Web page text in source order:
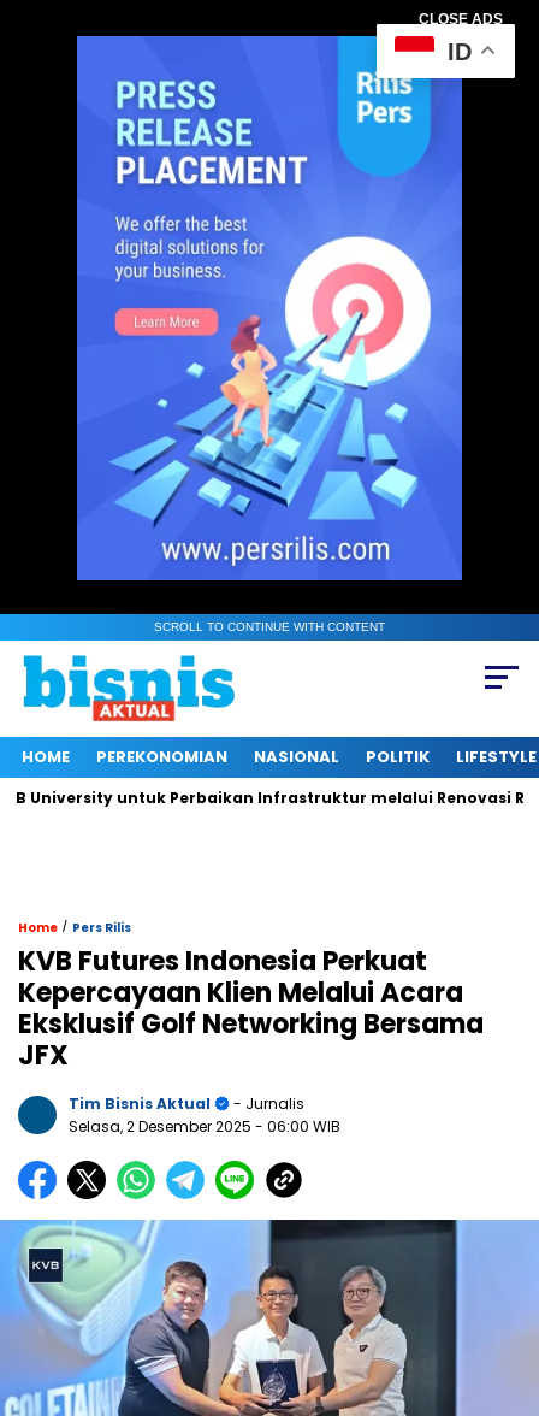
CLOSE ADS
SCROLL TO CONTINUE WITH CONTENT
HOME PEREKONOMIAN NASIONAL POLITIK LIFESTYLE
untuk Perbaikan Infrastruktur melalui Renovasi Ruang
Home / Pers Rilis
KVB Futures Indonesia Perkuat
Kepercayaan Klien Melalui Acara
Eksklusif Golf Networking Bersama
JFX
Tim Bisnis Aktual
- Jurnalis
Selasa, 2 Desember 2025 - 06:00 WIB
ID